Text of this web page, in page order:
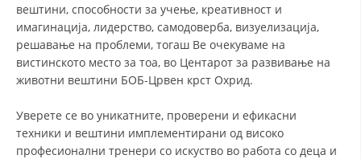
ЗАКОН ЗА ЦКРМ
СТАТУТ НА ЦКРМ
ОРГАНИЗАЦИЈА И РАЗВОЈ
вештини, способности за учење, креативност и
имагинација, лидерство, самодоверба, визуелизација,
решавање на проблеми, тогаш Ве очекуваме на
вистинското место за тоа, во Центарот за развивање на
животни вештини БОБ-Црвен крст Охрид.
Уверете се во уникатните, проверени и ефикасни
техники и вештини имплементирани од високо
професионални тренери со искуство во работа со деца и